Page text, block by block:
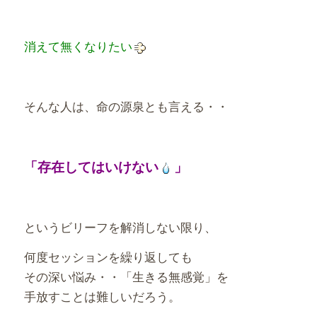
消えて無くなりたい
そんな人は、命の源泉とも言える・・
「存在してはいけない 」
というビリーフを解消しない限り、
何度セッションを繰り返しても
その深い悩み・・「生きる無感覚」を
手放すことは難しいだろう。